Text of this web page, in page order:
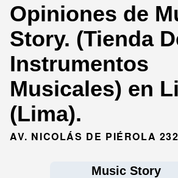
Opiniones de
Story. (Tienda
Instrumentos
Musicales) en
(Lima).
AV. NICOLÁS DE PIÉROLA
Music Story